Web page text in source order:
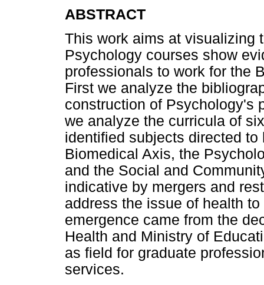
ABSTRACT
This work aims at visualizing
Psychology courses show
professionals to work for the
First we analyze the
construction of Psychology's
we analyze the curricula of
identified subjects directed
Biomedical Axis, the
and the Social and
indicative by mergers and
address the issue of health
emergence came from the
Health and Ministry of
as field for graduate
services.